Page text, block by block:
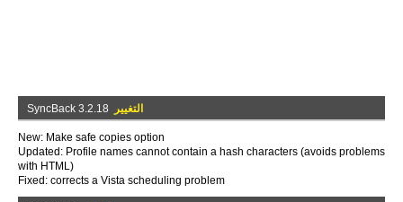
SyncBack 3.2.18 التغيير
New: Make safe copies option
Updated: Profile names cannot contain a hash characters (avoids problems
with HTML)
Fixed: corrects a Vista scheduling problem